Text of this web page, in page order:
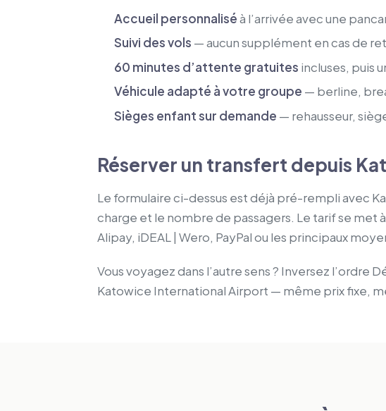
Accueil personnaliséà l’arrivée avec une
Suivi des vols — aucun supplément en cas de
60 minutes d’attente gratuites incluses, puis
Véhicule adapté à votre groupe — berline,
Sièges enfant sur demande — rehausseur,
Réserver un transfert depuis
Le formulaire ci-dessus est déjà pré-rempli avec
charge et le nombre de passagers. Le tarif se met
Alipay, iDEAL | Wero, PayPal ou les principaux
Vous voyagez dans l’autre sens ? Inversez
Katowice International Airport — même prix fixe,